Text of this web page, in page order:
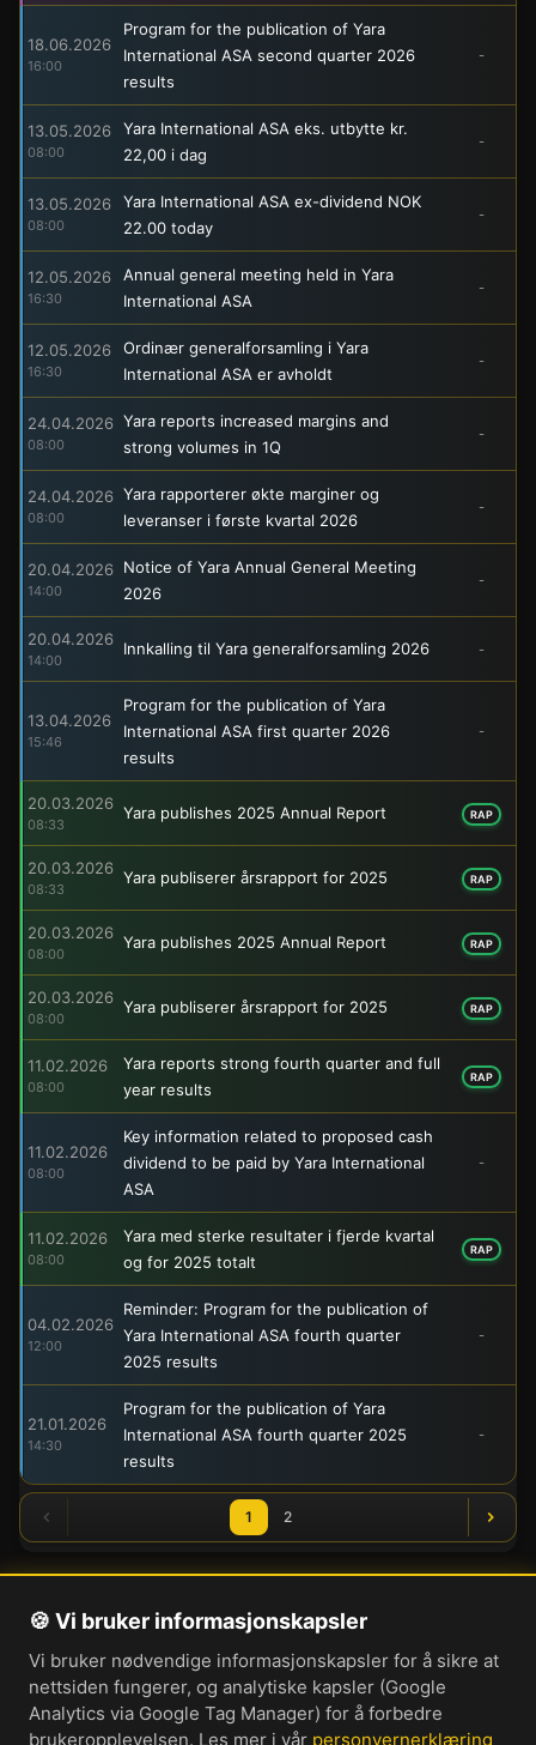
18.06.2026
16:00
Program for the publication of Yara
International ASA second quarter 2026
results
-
13.05.2026
08:00
Yara International ASA eks. utbytte kr.
22,00 i dag
-
13.05.2026
08:00
Yara International ASA ex-dividend NOK
22.00 today
-
12.05.2026
16:30
Annual general meeting held in Yara
International ASA
-
12.05.2026
16:30
Ordinær generalforsamling i Yara
International ASA er avholdt
-
24.04.2026
08:00
Yara reports increased margins and
strong volumes in 1Q
-
24.04.2026
08:00
Yara rapporterer økte marginer og
leveranser i første kvartal 2026
-
20.04.2026
14:00
Notice of Yara Annual General Meeting
2026
-
20.04.2026
14:00
Innkalling til Yara generalforsamling 2026 -
13.04.2026
15:46
Program for the publication of Yara
International ASA first quarter 2026
results
-
20.03.2026
08:33
Yara publishes 2025 Annual Report RAP
20.03.2026
08:33
Yara publiserer årsrapport for 2025 RAP
20.03.2026
08:00
Yara publishes 2025 Annual Report RAP
20.03.2026
08:00
Yara publiserer årsrapport for 2025 RAP
11.02.2026
08:00
Yara reports strong fourth quarter and full
year results
RAP
11.02.2026
08:00
Key information related to proposed cash
dividend to be paid by Yara International
ASA
-
11.02.2026
08:00
Yara med sterke resultater i fjerde kvartal
og for 2025 totalt
RAP
04.02.2026
12:00
Reminder: Program for the publication of
Yara International ASA fourth quarter
2025 results
-
21.01.2026
14:30
Program for the publication of Yara
International ASA fourth quarter 2025
results
-
1 2
Om oss
Personvernerklæring
Informasjonskapsler
🍪 Vi bruker informasjonskapsler
Vi bruker nødvendige informasjonskapsler for å sikre at
nettsiden fungerer, og analytiske kapsler (Google
Analytics via Google Tag Manager) for å forbedre
brukeropplevelsen. Les mer i vår personvernerklæring